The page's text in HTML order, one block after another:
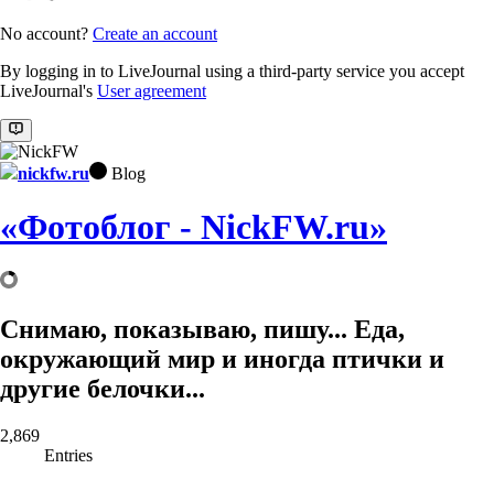
No account? Create an account
By logging in to LiveJournal using a third-party service you accept
LiveJournal's User agreement
nickfw.ru Blog
«Фотоблог - NickFW.ru»
Снимаю, показываю, пишу... Еда,
окружающий мир и иногда птички и
другие белочки...
2,869
Entries